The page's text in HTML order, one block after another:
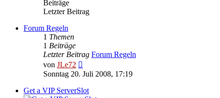
Beiträge
Letzter Beitrag
Forum Regeln
1 Themen
1 Beiträge
Letzter Beitrag Forum Regeln
von JLe72
Beitrag
Sonntag 20. Juli 2008, 17:19
Get a VIP ServerSlot